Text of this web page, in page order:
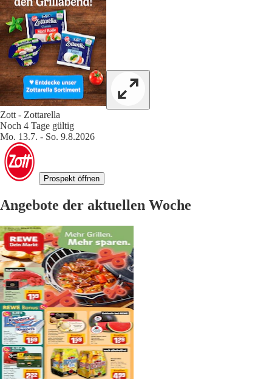
Zott - Zottarella
Noch 4 Tage gültig
Mo. 13.7. - So. 9.8.2026
Prospekt öffnen
Angebote der aktuellen Woche